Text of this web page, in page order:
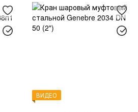
ВИДЕО